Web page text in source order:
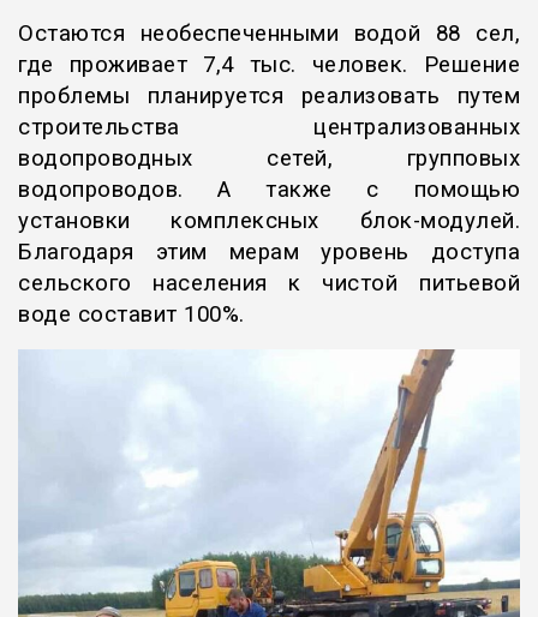
Остаются необеспеченными водой 88 сел,
где проживает 7,4 тыс. человек. Решение
проблемы планируется реализовать путем
строительства централизованных
водопроводных сетей, групповых
водопроводов. А также с помощью
установки комплексных блок-модулей.
Благодаря этим мерам уровень доступа
сельского населения к чистой питьевой
воде составит 100%.